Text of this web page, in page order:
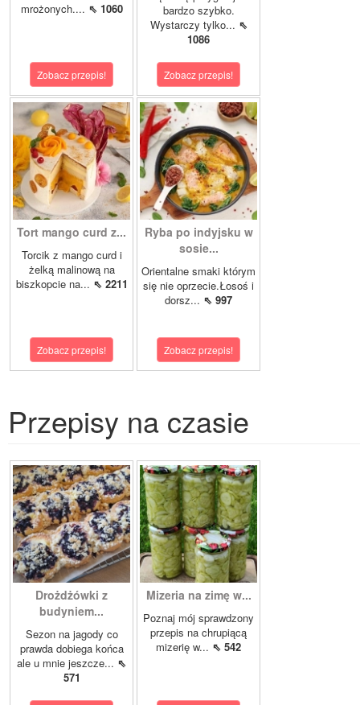
mrożonych.... ⇖ 1060
Zobacz przepis!
bardzo szybko.
Wystarczy tylko... ⇖
1086
Zobacz przepis!
Tort mango curd z...
Torcik z mango curd i
żelką malinową na
biszkopcie na... ⇖ 2211
Zobacz przepis!
Ryba po indyjsku w
sosie...
Orientalne smaki którym
się nie oprzecie.Łosoś i
dorsz... ⇖ 997
Zobacz przepis!
Przepisy na czasie
Drożdżówki z
budyniem...
Sezon na jagody co
prawda dobiega końca
ale u mnie jeszcze... ⇖
571
Mizeria na zimę w...
Poznaj mój sprawdzony
przepis na chrupiącą
mizerię w... ⇖ 542